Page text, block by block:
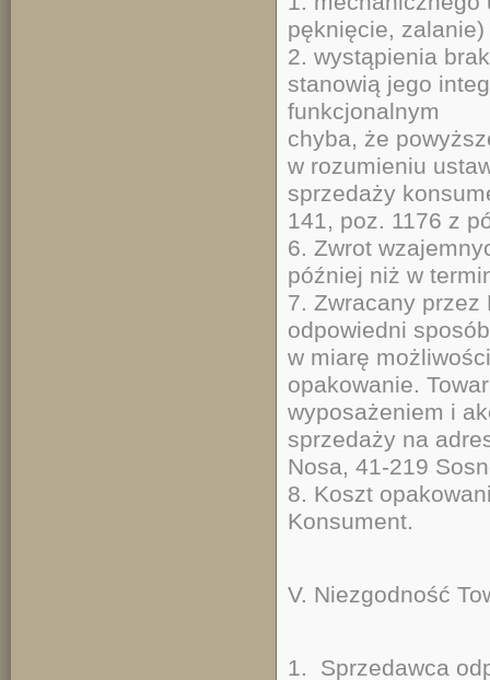
pęknięcie, zalanie)
2. wystąpienia
stanowią jego
funkcjonalnym
chyba, że
w rozumieniu
sprzedaży
141, poz. 1176 z
6. Zwrot
później niż w
7. Zwracany przez
odpowiedni
w miarę
opakowanie.
wyposażeniem i
sprzedaży na
Nosa, 41-219
8. Koszt
Konsument.
V. Niezgodność
1. Sprzedawca